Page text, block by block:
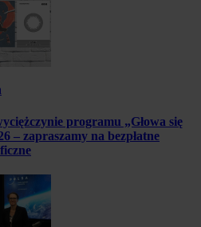
programu „Głowa się
– zapraszamy na bezpłatne